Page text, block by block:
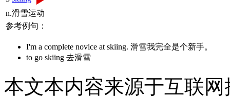
n.滑雪运动
参考例句：
I'm a complete novice at skiing. 滑雪我完全是个新手。
to go skiing 去滑雪
本文本内容来源于互联